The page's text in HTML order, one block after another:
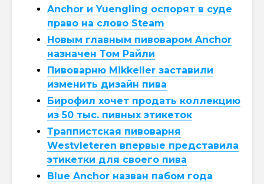
Anchor и Yuengling оспорят в суде
право на слово Steam
Новым главным пивоваром Anchor
назначен Том Райли
Пивоварню Mikkeller заставили
изменить дизайн пива
Бирофил хочет продать коллекцию
из 50 тыс. пивных этикеток
Траппистская пивоварня
Westvleteren впервые представила
этикетки для своего пива
Blue Anchor назван пабом года